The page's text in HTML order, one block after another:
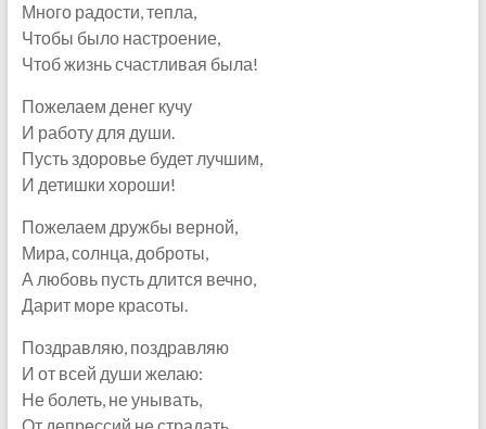
Много радости, тепла,
Чтобы было настроение,
Чтоб жизнь счастливая была!
Пожелаем денег кучу
И работу для души.
Пусть здоровье будет лучшим,
И детишки хороши!
Пожелаем дружбы верной,
Мира, солнца, доброты,
А любовь пусть длится вечно,
Дарит море красоты.
Поздравляю, поздравляю
И от всей души желаю:
Не болеть, не унывать,